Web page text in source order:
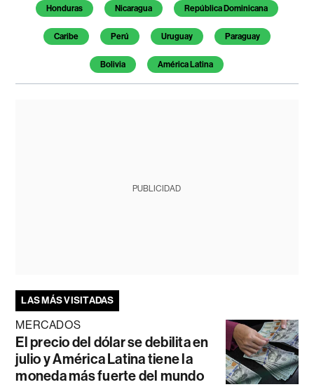
Honduras Nicaragua República Dominicana
Caribe Perú Uruguay Paraguay
Bolivia América Latina
PUBLICIDAD
LAS MÁS VISITADAS
MERCADOS
El precio del dólar se debilita en
julio y América Latina tiene la
moneda más fuerte del mundo